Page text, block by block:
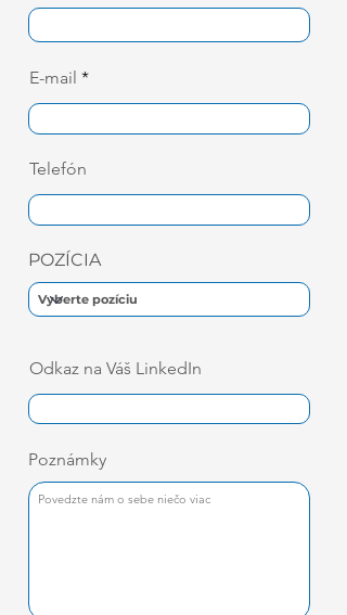
E-mail
Telefón
POZÍCIA
Odkaz na Váš LinkedIn
Poznámky